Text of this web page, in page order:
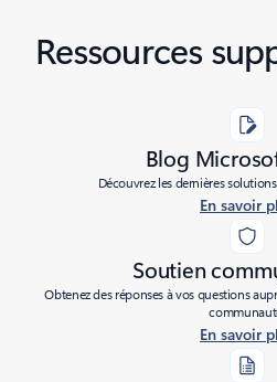
Ressources
Blog
Découvrez les dernières
En savoir
Soutien
Obtenez des réponses à vos questions
En savoir